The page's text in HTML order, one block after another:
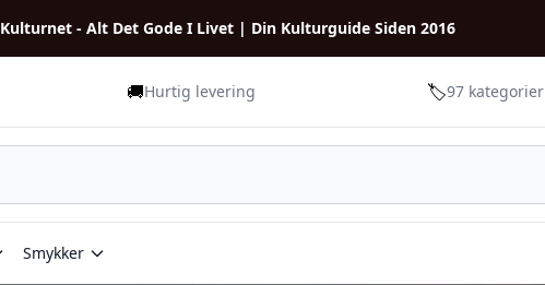
Kulturnet - Alt Det Gode I Livet | Din Kulturguide Siden 2016
🚚Hurtig levering 🏷️97 kategorier
Smykker